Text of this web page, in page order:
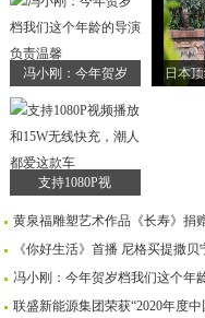
冯小刚：今年贺岁 日本
支持1080P视
黄泉福雕塑艺术作品《长寿》捐
《你好生活》首播 尼格买提撒
冯小刚：今年贺岁档我们这个年
联盛新能源集团荣获“2020年度